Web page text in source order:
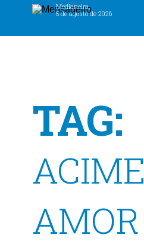
Medianeira,
5 de agosto de 2026
TAG:
ACIME
AMOR